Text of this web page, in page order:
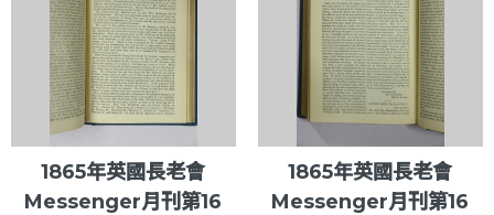
1865年英國長老會
Messenger月刊第16
1865年英國長老會
Messenger月刊第16